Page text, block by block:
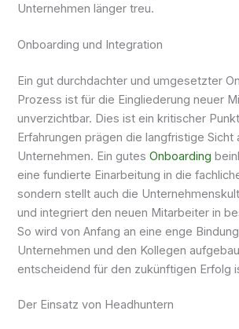
Unternehmen länger treu.
Onboarding und Integration
Ein gut durchdachter und umgesetzter
Prozess ist für die Eingliederung neuer
unverzichtbar. Dies ist ein kritischer
Erfahrungen prägen die langfristige Sicht
Unternehmen. Ein gutesOnboarding
eine fundierte Einarbeitung in die
sondern stellt auch die
und integriert den neuen Mitarbeiter in
So wird von Anfang an eine enge
Unternehmen und den Kollegen
entscheidend für den zukünftigen Erfolg
Der Einsatz von Headhuntern